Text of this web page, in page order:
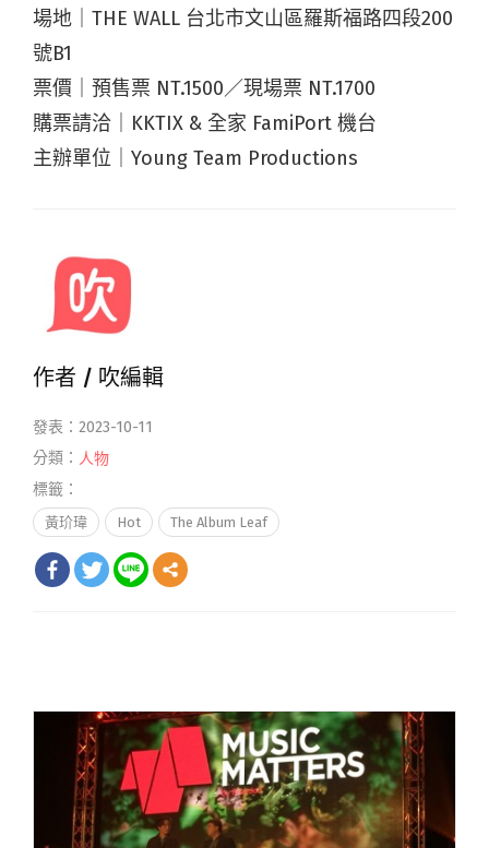
場地｜THE WALL 台北市文山區羅斯福路四段200
號B1
票價｜預售票 NT.1500／現場票 NT.1700
購票請洽｜KKTIX & 全家 FamiPort 機台
主辦單位｜Young Team Productions
作者 / 吹編輯
發表：2023-10-11
分類： 人物
標籤：
黃玠瑋 Hot The Album Leaf